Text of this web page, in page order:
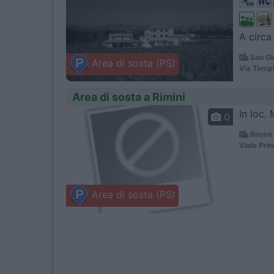
Area di sosta (PS)
A
San
Via
Area di sosta a Rimini
Area di sosta (PS)
0 In loc.
Rimini
Viale